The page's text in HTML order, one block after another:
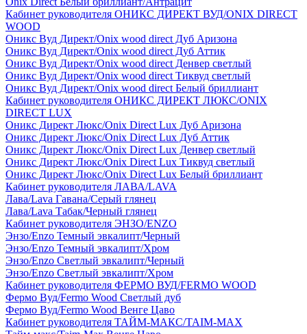
Кабинет руководителя ОНИКС ДИРЕКТ ВУД/ONIX DIRECT
WOOD
Оникс Вуд Директ/Onix wood direct Дуб Аризона
Оникс Вуд Директ/Onix wood direct Дуб Аттик
Оникс Вуд Директ/Onix wood direct Денвер светлый
Оникс Вуд Директ/Onix wood direct Тиквуд светлый
Оникс Вуд Директ/Onix wood direct Белый бриллиант
Кабинет руководителя ОНИКС ДИРЕКТ ЛЮКС/ONIX
DIRECT LUX
Оникс Директ Люкс/Onix Direct Lux Дуб Аризона
Оникс Директ Люкс/Onix Direct Lux Дуб Аттик
Оникс Директ Люкс/Onix Direct Lux Денвер светлый
Оникс Директ Люкс/Onix Direct Lux Тиквуд светлый
Оникс Директ Люкс/Onix Direct Lux Белый бриллиант
Кабинет руководителя ЛАВА/LAVA
Лава/Lava Гавана/Серый глянец
Лава/Lava Табак/Черный глянец
Кабинет руководителя ЭНЗО/ENZO
Энзо/Enzo Темный эвкалипт/Черный
Энзо/Enzo Темный эвкалипт/Хром
Энзо/Enzo Светлый эвкалипт/Черный
Энзо/Enzo Светлый эвкалипт/Хром
Кабинет руководителя ФЕРМО ВУД/FERMO WOOD
Фермо Вуд/Fermo Wood Светлый дуб
Фермо Вуд/Fermo Wood Венге Цаво
Кабинет руководителя ТАЙМ-МАКС/TAIM-MAX